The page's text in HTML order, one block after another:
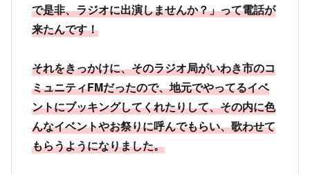
で是非、ラジオに出演しませんか？」って電話が
来たんです！
それをきっかけに、そのラジオ局がいわき市のコ
ミュニティFMだったので、地元でやってるイベ
ントにブッキングしてくれたりして、その内に色
んなイベントやお祭りに呼んでもらい、歌わせて
もらうようになりました。